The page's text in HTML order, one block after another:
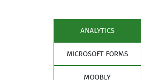
ANALYTICS
MICROSOFT FORMS
MOOBLY